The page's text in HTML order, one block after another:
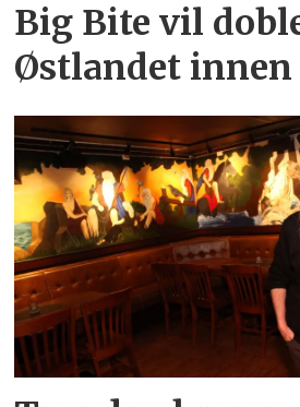
Big Bite vil
Østlandet innen